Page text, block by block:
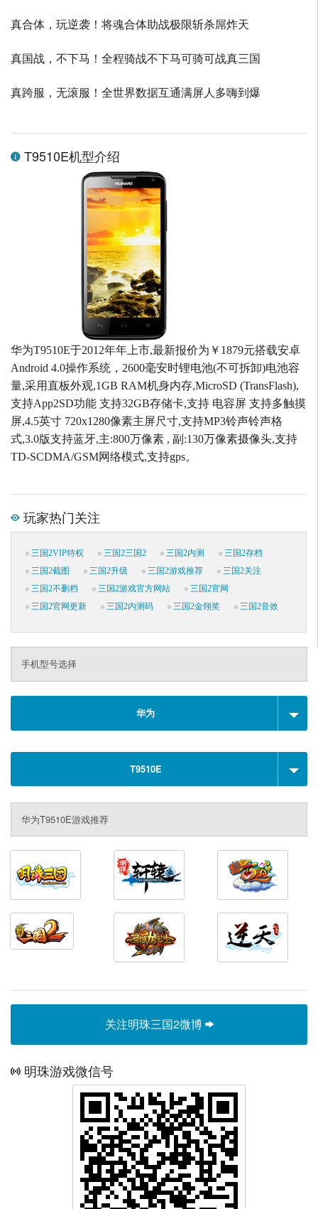
真合体，玩逆袭！将魂合体助战极限斩杀屌炸天
真国战，不下马！全程骑战不下马可骑可战真三国
真跨服，无滚服！全世界数据互通满屏人多嗨到爆
T9510E机型介绍
华为T9510E于2012年年上市,最新报价为￥1879元搭载安卓
Android 4.0操作系统，2600毫安时锂电池(不可拆卸)电池容
量,采用直板外观,1GB RAM机身内存,MicroSD (TransFlash),
支持App2SD功能 支持32GB存储卡,支持 电容屏 支持多触摸
屏,4.5英寸 720x1280像素主屏尺寸,支持MP3铃声铃声格
式,3.0版支持蓝牙,主:800万像素 , 副:130万像素摄像头,支持
TD-SCDMA/GSM网络模式,支持gps。
玩家热门关注
三国2VIP特权 三国2三国2 三国2内测
三国2存档
三国2截图
三国2升级 三国2游戏推荐
三国2关注
三国2不删档
三国2游戏官方网站
三国2官网
三国2官网更新
三国2内测码 三国2金翎奖 三国2音效
手机型号选择
华为
T9510E
华为T9510E游戏推荐
关注明珠三国2微博
明珠游戏微信号